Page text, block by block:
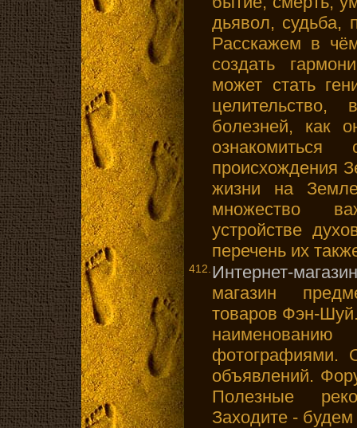
дьявол, судьба,
Расскажем в
создать
может стать
болезней, как
происхождения
жизни на
множество
устройстве
перечень их
412. Интернет-
магазин
товаров Фэн-
фотографиями.
объявлений.
Полезные
Заходите -